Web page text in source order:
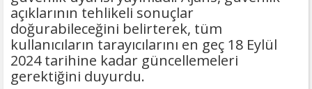
açıklarının tehlikeli sonuçlar
doğurabileceğini belirterek, tüm
kullanıcıların tarayıcılarını en geç 18 Eylül
2024 tarihine kadar güncellemeleri
gerektiğini duyurdu.